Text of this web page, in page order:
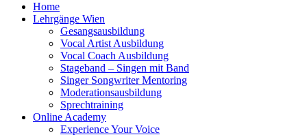
Home
Lehrgänge Wien
Gesangsausbildung
Vocal Artist Ausbildung
Vocal Coach Ausbildung
Stageband – Singen mit Band
Singer Songwriter Mentoring
Moderationsausbildung
Sprechtraining
Online Academy
Experience Your Voice